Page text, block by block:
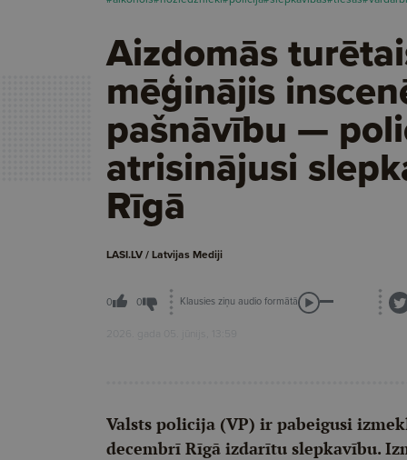
Aizdomās
mēģinājis
pašnāvību —
atrisinājusi
Rīgā
LASI.LV / Latvijas Mediji
0 0 Klausies ziņu audio formātā
2026. gada 05. jūnijs, 13:59
Valsts policija (VP) ir pabeigusi
decembrī Rīgā izdarītu slepkavību.